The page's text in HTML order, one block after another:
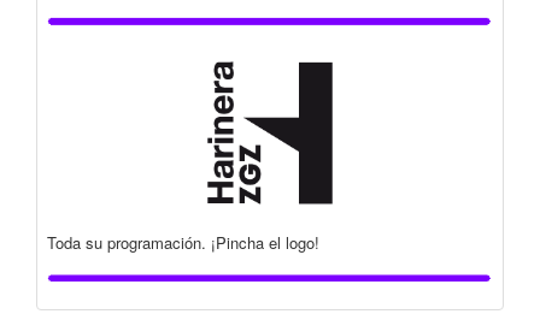
Toda su programación. ¡Pincha el logo!